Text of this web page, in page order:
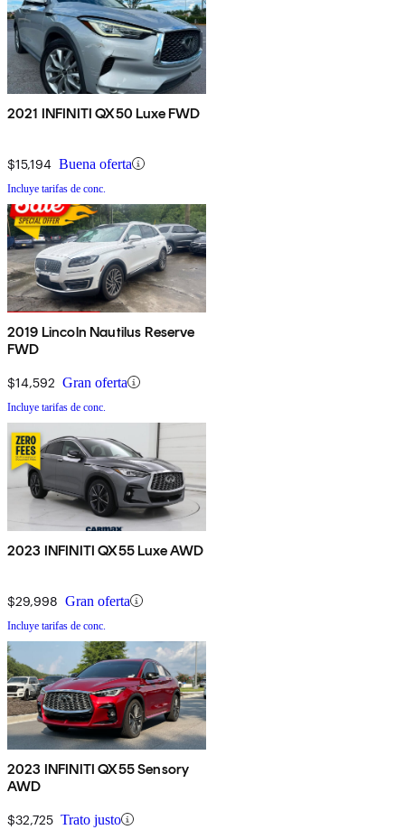
2021 INFINITI QX50 Luxe FWD
$15,194 Buena oferta
Incluye tarifas de conc.
2019 Lincoln Nautilus Reserve
FWD
$14,592 Gran oferta
Incluye tarifas de conc.
2023 INFINITI QX55 Luxe AWD
$29,998 Gran oferta
Incluye tarifas de conc.
2023 INFINITI QX55 Sensory
AWD
$32,725 Trato justo